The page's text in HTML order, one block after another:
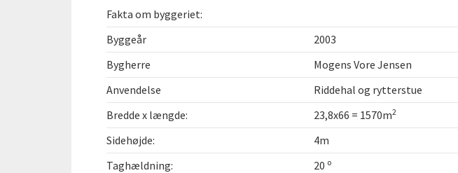
Fakta om byggeriet:
Byggeår
2003
Bygherre
Mogens Vore Jensen
Anvendelse
Riddehal og rytterstue
Bredde x længde:
23,8x66 = 1570m2
Sidehøjde:
4m
Taghældning:
20 o